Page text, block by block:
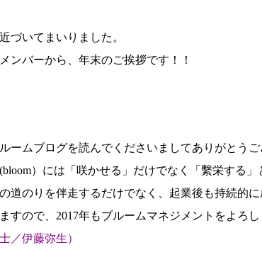
づいてまいりました。
ンバーから、年末のご挨拶です！！
ームブログを読んでくださいましてありがとうご
）には「咲かせる」だけでなく「繫栄する」
道のりを伴走するだけでなく、起業後も持続的
すので、2017年もブルームマネジメントをよろし
／伊藤弥生）